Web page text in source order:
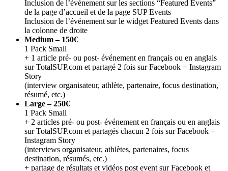
Inclusion de l’événement sur les sections “Featured Events”
de la page d’accueil et de la page SUP Events
Inclusion de l’événement sur le widget Featured Events dans
la colonne de droite
Medium – 150€
1 Pack Small
+ 1 article pré- ou post- événement en français ou en anglais
sur TotalSUP.com et partagé 2 fois sur Facebook + Instagram
Story
(interview organisateur, athlète, partenaire, focus destination,
résumé, etc.)
Large – 250€
1 Pack Small
+ 2 articles pré- ou post- événement en français ou en anglais
sur TotalSUP.com et partagés chacun 2 fois sur Facebook +
Instagram Story
(interviews organisateur, athlètes, partenaires, focus
destination, résumés, etc.)
+ partage de résultats et vidéos post event sur Facebook et